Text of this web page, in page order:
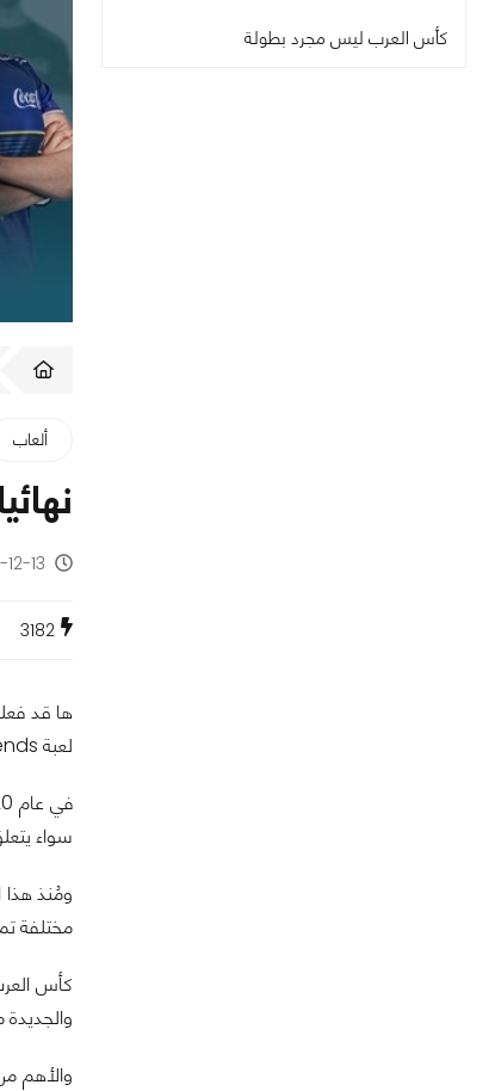
كأس العرب ليس مجرد بطولة
ألعاب
نهائيات
2022-12-13
3182
لعبة League of Legends على وجه التحديد.
سواء
ومُنذ هذا
مختلفة